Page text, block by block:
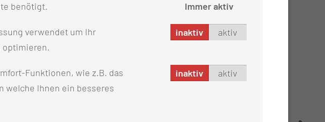
und des Lymphsystems.
benötigt. Immer aktiv
verwendet um Ihr
optimieren.
inaktiv aktiv
Funktionen, wie z.B. das
welche Ihnen ein besseres
inaktiv aktiv